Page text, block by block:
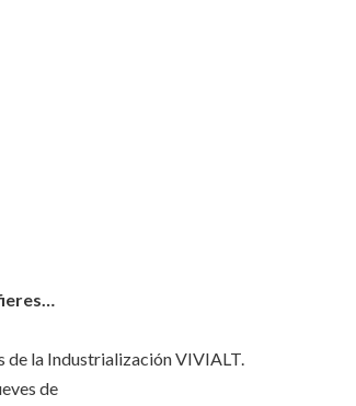
de la Industrialización VIVIALT.
de